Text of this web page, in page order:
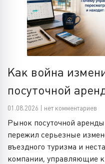
Как война
посуточной
01.08.2026 | нет комментариев
Рынок посуточной
пережил серьезные
въездного туризма и
компании, управляющие